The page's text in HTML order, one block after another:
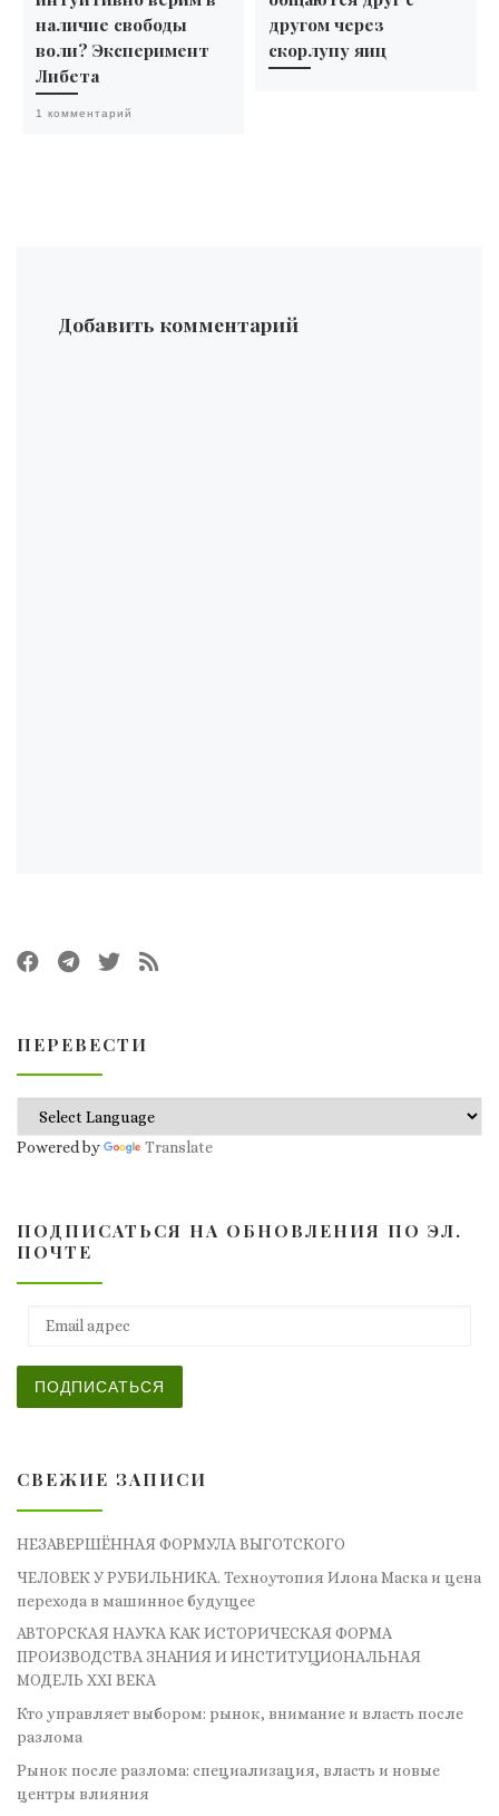
наличие свободы
воли? Эксперимент
Либета
1 комментарий
другом через
скорлупу яиц
Добавить комментарий
ПЕРЕВЕСТИ
Powered by Translate
ПОДПИСАТЬСЯ НА ОБНОВЛЕНИЯ ПО ЭЛ.
ПОЧТЕ
ПОДПИСАТЬСЯ
СВЕЖИЕ ЗАПИСИ
НЕЗАВЕРШЁННАЯ ФОРМУЛА ВЫГОТСКОГО
ЧЕЛОВЕК У РУБИЛЬНИКА. Техноутопия Илона Маска и цена
перехода в машинное будущее
АВТОРСКАЯ НАУКА КАК ИСТОРИЧЕСКАЯ ФОРМА
ПРОИЗВОДСТВА ЗНАНИЯ И ИНСТИТУЦИОНАЛЬНАЯ
МОДЕЛЬ XXI ВЕКА
Кто управляет выбором: рынок, внимание и власть после
разлома
Рынок после разлома: специализация, власть и новые
центры влияния